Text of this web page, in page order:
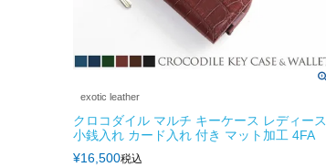
exotic leather
クロコダイル マルチ キーケース レディース
小銭入れ カード入れ 付き マット加工 4FA
¥16,500税込